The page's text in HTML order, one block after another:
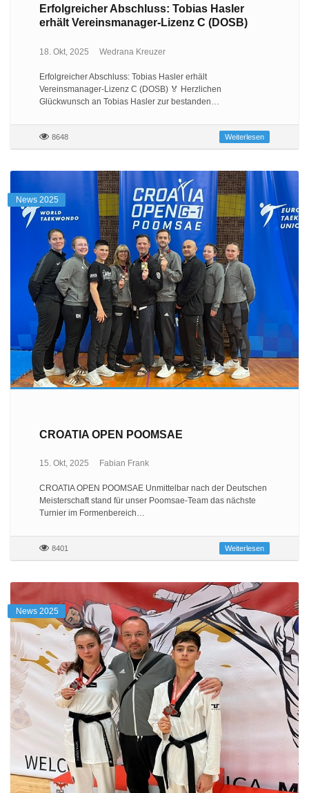
Erfolgreicher Abschluss: Tobias Hasler
erhält Vereinsmanager-Lizenz C (DOSB)
18. Okt, 2025 Wedrana Kreuzer
Erfolgreicher Abschluss: Tobias Hasler erhält
Vereinsmanager-Lizenz C (DOSB) 🏅 Herzlichen
Glückwunsch an Tobias Hasler zur bestanden…
8648 Weiterlesen
News 2025
CROATIA OPEN POOMSAE
15. Okt, 2025 Fabian Frank
CROATIA OPEN POOMSAE Unmittelbar nach der Deutschen
Meisterschaft stand für unser Poomsae-Team das nächste
Turnier im Formenbereich…
8401 Weiterlesen
News 2025